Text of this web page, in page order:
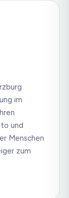
im
und
Menschen
zum